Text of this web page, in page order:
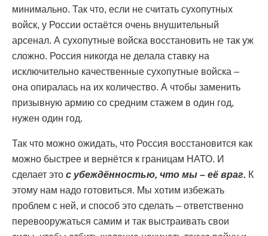
минимально. Так что, если не считать сухопутных
войск, у России остаётся очень внушительный
арсенал. А сухопутные войска восстановить не так уж
сложно. Россия никогда не делала ставку на
исключительно качественные сухопутные войска –
она опиралась на их количество. А чтобы заменить
призывную армию со средним стажем в один год,
нужен один год.
Так что можно ожидать, что Россия восстановится как
можно быстрее и вернётся к границам НАТО. И
сделает это с убеждённостью, что мы – её враг. К
этому нам надо готовиться. Мы хотим избежать
проблем с ней, и способ это сделать – ответственно
перевооружаться самим и так выстраивать свои